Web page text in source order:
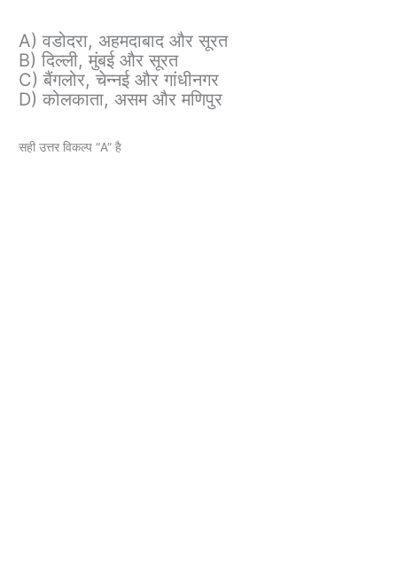
A) वडोदरा, अहमदाबाद और सूरत
B) दिल्ली, मुंबई और सूरत
C) बैंगलोर, चेन्नई और गांधीनगर
D) कोलकाता, असम और मणिपुर
सही उत्तर विकल्प “A” है